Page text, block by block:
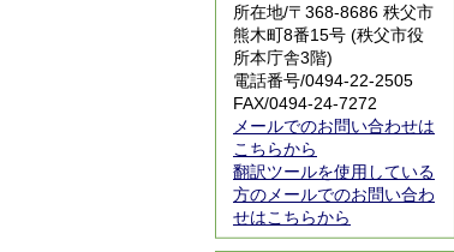
所在地/〒368-8686 秩父市
熊木町8番15号 (秩父市役
所本庁舎3階)
電話番号/0494-22-2505
FAX/0494-24-7272
メールでのお問い合わせは
こちらから
翻訳ツールを使用している
方のメールでのお問い合わ
せはこちらから